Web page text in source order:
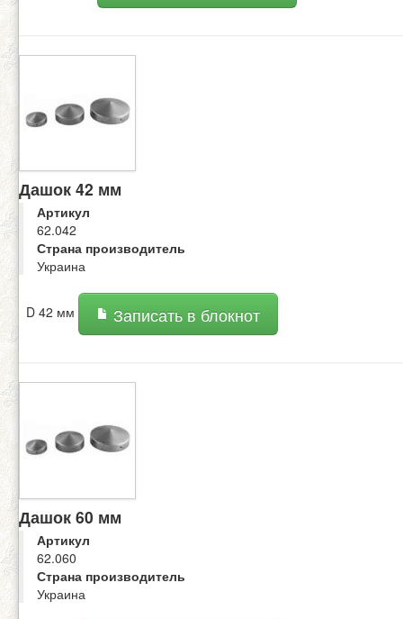
Дашок 42 мм
Артикул
62.042
Страна производитель
Украина
D 42 мм Записать в блокнот
Дашок 60 мм
Артикул
62.060
Страна производитель
Украина